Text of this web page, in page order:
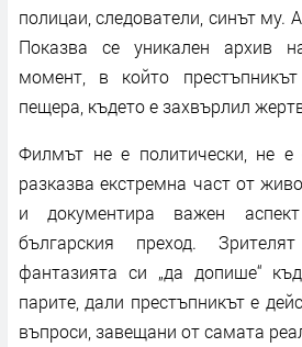
полицаи, следователи, синът му.
Показва се уникален архив
момент, в който
пещера, където е захвърлил
Филмът не е политически, не е
разказва екстремна част от
и документира важен
българския преход.
фантазията си „да допише“
парите, дали престъпникът е
въпроси, завещани от самата